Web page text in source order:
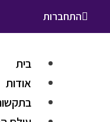
התחברות
בית
אודות